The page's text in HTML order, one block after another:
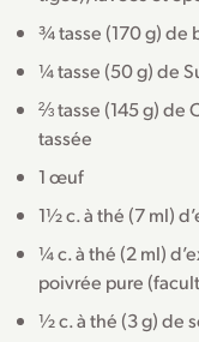
¾ tasse (170 g) de
¼ tasse (50 g) de
⅔ tasse (145 g) de
tassée
1 œuf
1½ c. à thé (7 ml)
¼ c. à thé (2 ml)
poivrée pure
½ c. à thé (3 g) de